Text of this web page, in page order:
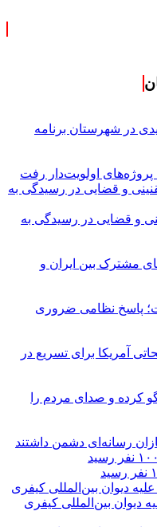
خورشیدی در شهرستان برنامه
اولویت‌دار رفت
و قضایی در رسیدگی به
مشترک بین ایران و
پاسخ نظامی ضروری
آمریکا برای تسریع در
کرده و صدای مردم را
رسانه‌ای دشمن داشتند